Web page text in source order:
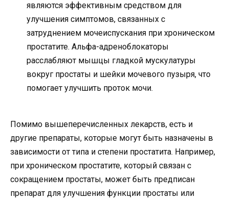
являются эффективным средством для
улучшения симптомов, связанных с
затруднением мочеиспускания при хроническом
простатите. Альфа-адреноблокаторы
расслабляют мышцы гладкой мускулатуры
вокруг простаты и шейки мочевого пузыря, что
помогает улучшить проток мочи.
Помимо вышеперечисленных лекарств, есть и
другие препараты, которые могут быть назначены в
зависимости от типа и степени простатита. Например,
при хроническом простатите, который связан с
сокращением простаты, может быть предписан
препарат для улучшения функции простаты или